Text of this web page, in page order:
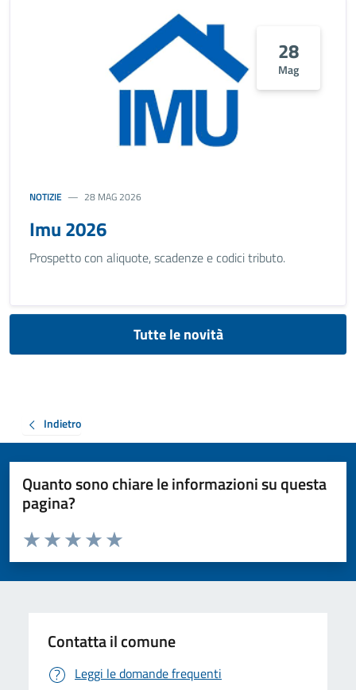
28
Mag
NOTIZIE 28 MAG 2026
Imu 2026
Prospetto con aliquote, scadenze e codici tributo.
Tutte le novità
Indietro
Quanto sono chiare le informazioni su questa
pagina?
Valuta da 1 a 5 stelle la pagina
Valuta 5 stelle su 5
Valuta 4 stelle su 5
Valuta 3 stelle su 5
Valuta 2 stelle su 5
Valuta 1 stelle su 5
Contatta il comune
Leggi le domande frequenti